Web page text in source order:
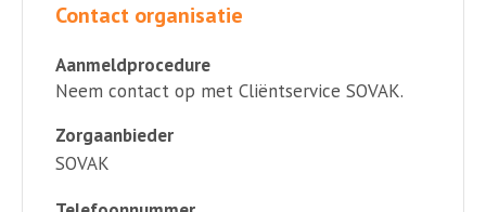
Contact organisatie
Aanmeldprocedure
Neem contact op met Cliëntservice SOVAK.
Zorgaanbieder
SOVAK